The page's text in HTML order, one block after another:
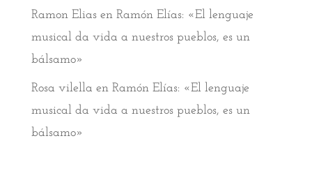
Ramon Eliasen Ramón Elías: «El lenguaje
musical da vida a nuestros pueblos, es un
bálsamo»
Rosa vilella en Ramón Elías: «El lenguaje
musical da vida a nuestros pueblos, es un
bálsamo»